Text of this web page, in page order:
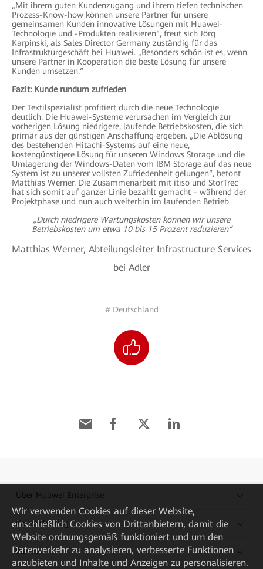
„Mit ihrem guten Kundenzugang und ihrem tiefen technischen
Prozess-Know-how können unsere Partner für unsere
gemeinsamen Kunden innovative Lösungen mit Huawei-
Technologie und -Produkten realisieren“, freut sich Jörg
Karpinski, als Sales Director Germany zuständig für das
Infrastrukturgeschäft bei Huawei. „Besonders schön ist es, wenn
unsere Partner in Kooperation die beste Lösung für unsere
Kunden umsetzen.“
Fazit: Kunde rundum zufrieden
Der Textilspezialist profitiert durch die neue Technologie
deutlich: Die Huawei-Systeme verursachen im Vergleich zur
vorherigen Lösung niedrigere, laufende Betriebskosten, die sich
primär aus der günstigen Anschaffung ergeben. „Die Ablösung
des bestehenden Hitachi-Systems auf eine neue,
kostengünstigere Lösung für unseren Windows Storage und die
Umlagerung der Windows-Daten vom IBM Storage auf das neue
System ist zu unserer vollsten Zufriedenheit gelungen“, betont
Matthias Werner. Die Zusammenarbeit mit itiso und StorTrec
hat sich somit auf ganzer Linie bezahlt gemacht – während der
Projektphase und nun auch weiterhin im laufenden Betrieb.
„Durch niedrigere Wartungskosten können wir unsere
Betriebskosten um etwa 10 bis 15 Prozent reduzieren“
Matthias Werner, Abteilungsleiter Infrastructure Services
bei Adler
# Deutschland
Über Huawei Enterprise
Kaufanleitung
Partner
Wir verwenden Cookies auf dieser Website,
einschließlich Cookies von Drittanbietern, damit die
Website ordnungsgemäß funktioniert und um den
Datenverkehr zu analysieren, verbesserte Funktionen
anzubieten und Inhalte und Anzeigen zu personalisieren.